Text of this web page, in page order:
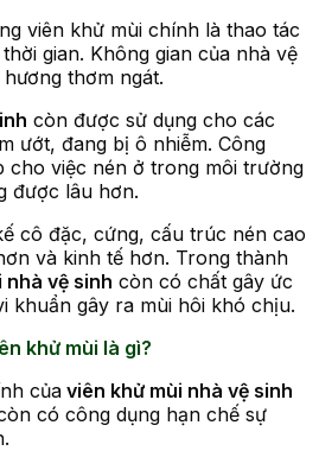
viên khử mùi chính là thao tác
gian. Không gian của nhà vệ
thơm ngát.
còn được sử dụng cho các
ướt, đang bị ô nhiễm. Công
cho việc nén ở trong môi trường
được lâu hơn.
cô đặc, cứng, cấu trúc nén cao
và kinh tế hơn. Trong thành
nhà vệ sinh còn có chất gây ức
khuẩn gây ra mùi hôi khó chịu.
khử mùi là gì?
của viên khử mùi nhà vệ sinh
có công dụng hạn chế sự